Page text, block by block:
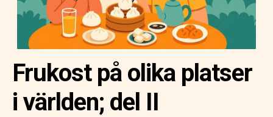
Frukost på olika platser
i världen; del II